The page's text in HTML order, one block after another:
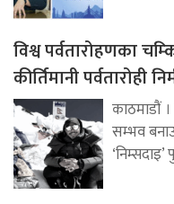
विश्व पर्वतारोहणका
कीर्तिमानी पर्वतारोही
काठमाडौं
सम्भव